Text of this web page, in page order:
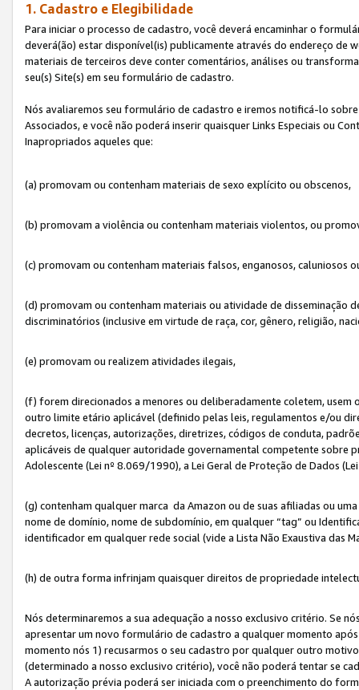
1. Cadastro e Elegibilidade
Para iniciar o processo de cadastro, você deverá encaminhar o
deverá(ão) estar disponível(is) publicamente através do endereço
materiais de terceiros deve conter comentários, análises ou
seu(s) Site(s) em seu formulário de cadastro.
Nós avaliaremos seu formulário de cadastro e iremos notificá-lo
Associados, e você não poderá inserir quaisquer Links Especiais ou
Inapropriados aqueles que:
(a) promovam ou contenham materiais de sexo explícito ou obscenos,
(b) promovam a violência ou contenham materiais violentos, ou
(c) promovam ou contenham materiais falsos, enganosos, caluniosos
(d) promovam ou contenham materiais ou atividade de disseminação
discriminatórios (inclusive em virtude de raça, cor, gênero, religião,
(e) promovam ou realizem atividades ilegais,
(f) forem direcionados a menores ou deliberadamente coletem, usem
outro limite etário aplicável (definido pelas leis, regulamentos e/ou
decretos, licenças, autorizações, diretrizes, códigos de conduta,
aplicáveis de qualquer autoridade governamental competente sobre
Adolescente (Lei nº 8.069/1990), a Lei Geral de Proteção de Dados
(g) contenham qualquer marca da Amazon ou de suas afiliadas ou
nome de domínio, nome de subdomínio, em qualquer “tag” ou
identificador em qualquer rede social (vide a Lista Não Exaustiva das
(h) de outra forma infrinjam quaisquer direitos de propriedade
Nós determinaremos a sua adequação a nosso exclusivo critério. Se
apresentar um novo formulário de cadastro a qualquer momento
momento nós 1) recusarmos o seu cadastro por qualquer outro
(determinado a nosso exclusivo critério), você não poderá tentar se
A autorização prévia poderá ser iniciada com o preenchimento do